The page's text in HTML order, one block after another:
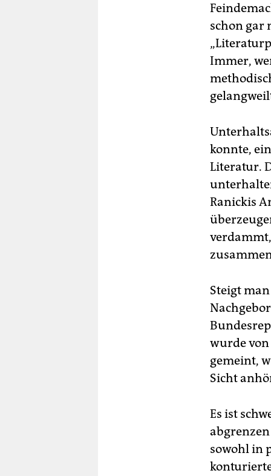
schon gar
Immer,
konnte,
Literatur.
Ranickis
Steigt
wurde
gemeint,
Sicht
Es ist
abgrenzen
sowohl in